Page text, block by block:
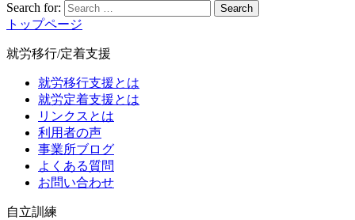
Search for: Search
トップページ
就労移行/定着支援
就労移行支援とは
就労定着支援とは
リンクスとは
利用者の声
事業所ブログ
よくある質問
お問い合わせ
自立訓練